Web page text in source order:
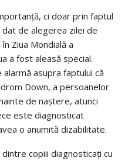
ci doar prin faptul
de alegerea zilei de
Ziua Mondială a
a fost aleasă special.
asupra faptului că
Down, a persoanelor
de naştere, atunci
este diagnosticat
o anumită dizabilitate.
copiii diagnosticaţi cu